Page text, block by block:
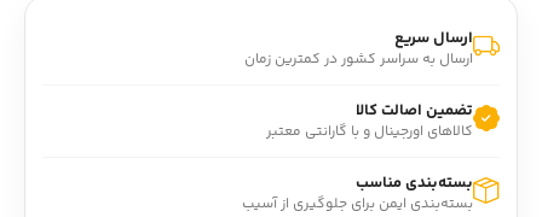
ارسال سریع
ارسال به سراسر کشور در کمترین زمان
تضمین اصالت کالا
کالاهای اورجینال و با گارانتی معتبر
بسته‌بندی مناسب
بسته‌بندی ایمن برای جلوگیری از آسیب